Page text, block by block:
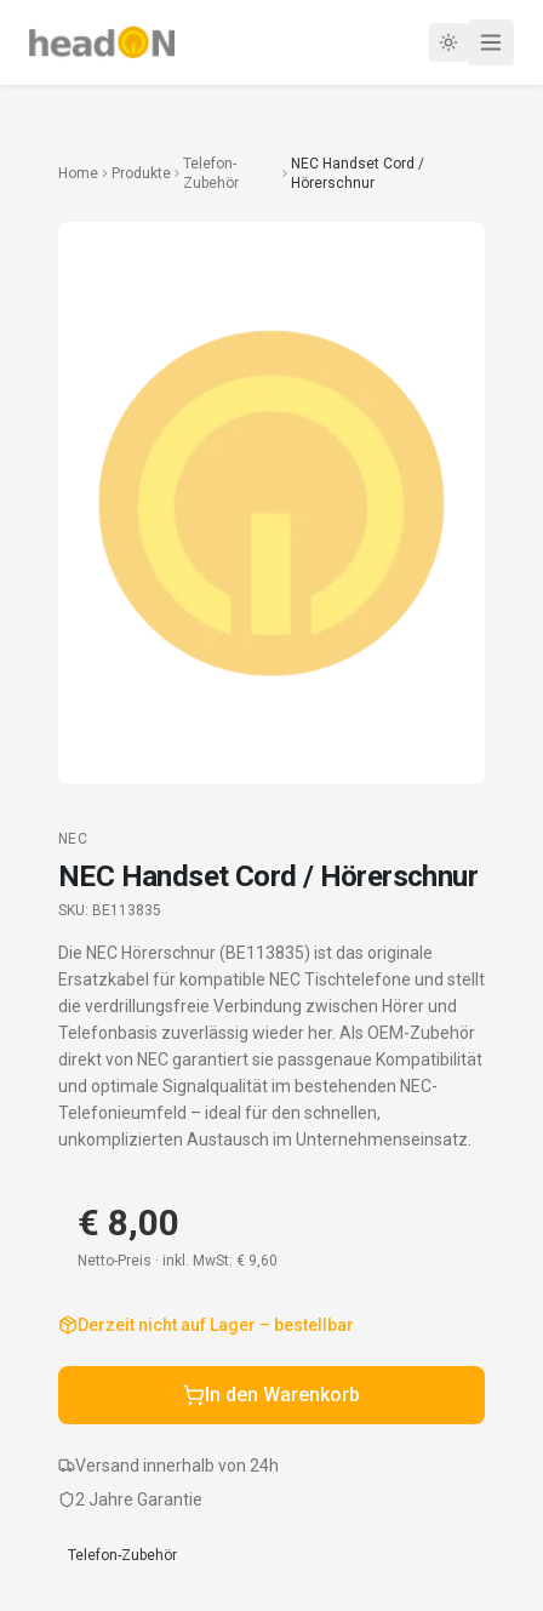
Home Produkte
Telefon-
Zubehör
NEC Handset Cord /
Hörerschnur
NEC
NEC Handset Cord / Hörerschnur
SKU: BE113835
Die NEC Hörerschnur (BE113835) ist das originale
Ersatzkabel für kompatible NEC Tischtelefone und stellt
die verdrillungsfreie Verbindung zwischen Hörer und
Telefonbasis zuverlässig wieder her. Als OEM-Zubehör
direkt von NEC garantiert sie passgenaue Kompatibilität
und optimale Signalqualität im bestehenden NEC-
Telefonieumfeld – ideal für den schnellen,
unkomplizierten Austausch im Unternehmenseinsatz.
€ 8,00
Netto-Preis · inkl. MwSt: € 9,60
Derzeit nicht auf Lager – bestellbar
In den Warenkorb
Versand innerhalb von 24h
2 Jahre Garantie
Telefon-Zubehör